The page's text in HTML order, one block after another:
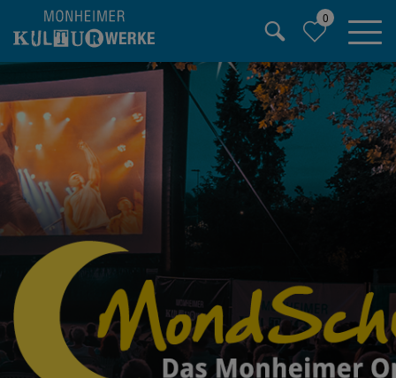
Hauptregion der Seite anspringen
0